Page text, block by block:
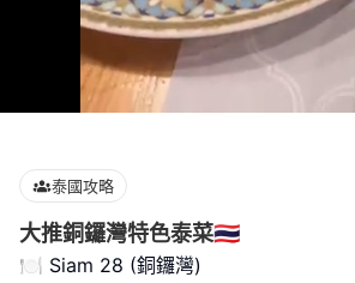
100.00%
泰國攻略
大推銅鑼灣特色泰菜🇹🇭
🍽️ Siam 28 (銅鑼灣)